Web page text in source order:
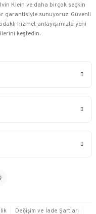
Klein ve daha birçok seçkin
garantisiyle sunuyoruz. Güvenli
hizmet anlayışımızla yeni
keşfedin.
Değişim ve İade Şartları